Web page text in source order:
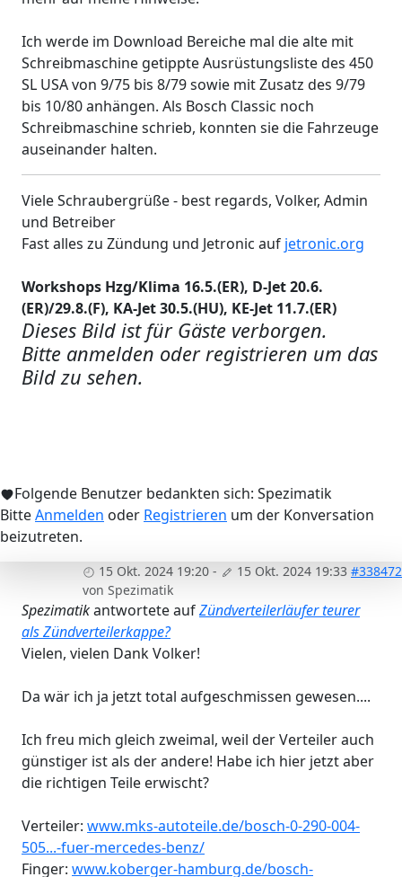
Ich werde im Download Bereiche mal die alte mit
Schreibmaschine getippte Ausrüstungsliste des 450
SL USA von 9/75 bis 8/79 sowie mit Zusatz des 9/79
bis 10/80 anhängen. Als Bosch Classic noch
Schreibmaschine schrieb, konnten sie die Fahrzeuge
auseinander halten.
Viele Schraubergrüße - best regards, Volker, Admin
und Betreiber
Fast alles zu Zündung und Jetronic auf jetronic.org
Workshops Hzg/Klima 16.5.(ER), D-Jet 20.6.
(ER)/29.8.(F), KA-Jet 30.5.(HU), KE-Jet 11.7.(ER)
Dieses Bild ist für Gäste verborgen.
Bitte anmelden oder registrieren um das
Bild zu sehen.
Folgende Benutzer bedankten sich: Spezimatik
BitteAnmelden oder Registrieren um der Konversation
beizutreten.
15 Okt. 2024 19:20 - 15 Okt. 2024 19:33 #338472
von Spezimatik
Spezimatikantwortete aufZündverteilerläufer teurer
als Zündverteilerkappe?
Vielen, vielen Dank Volker!
Da wär ich ja jetzt total aufgeschmissen gewesen....
Ich freu mich gleich zweimal, weil der Verteiler auch
günstiger ist als der andere! Habe ich hier jetzt aber
die richtigen Teile erwischt?
Verteiler: www.mks-autoteile.de/bosch-0-290-004-
505...-fuer-mercedes-benz/
Finger: www.koberger-hamburg.de/bosch-